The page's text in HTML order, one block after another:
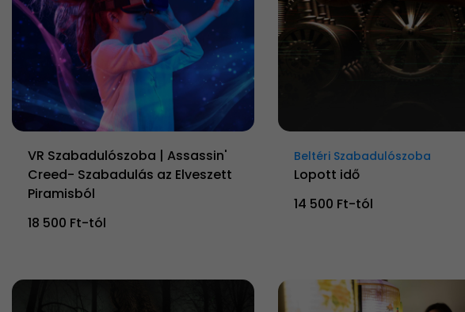
VR Szabadulószoba | Assassin'
Creed- Szabadulás az Elveszett
Piramisból
18 500 Ft-tól
Beltéri Szabadulószoba
Lopott idő
14 500 Ft-tól